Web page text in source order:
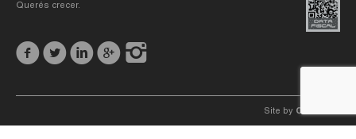
Querés crecer.
Site by C4f.